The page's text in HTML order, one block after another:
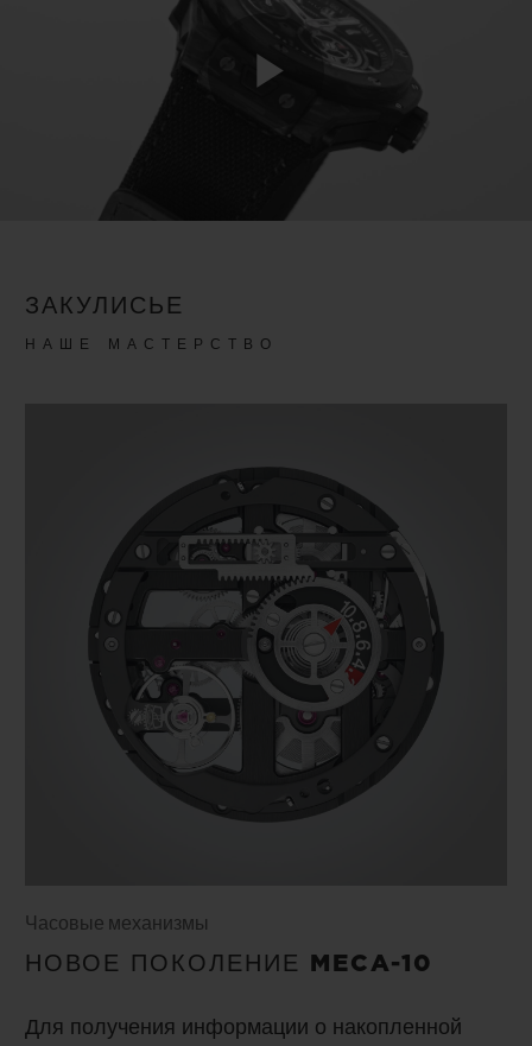
Play
ЗАКУЛИСЬЕ
НАШЕ МАСТЕРСТВО
Часовые механизмы
НОВОЕ ПОКОЛЕНИЕ MECA-10
Для получения информации о накопленной